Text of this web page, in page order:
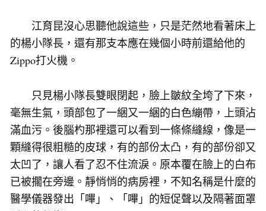
江育昆沒心思聽他說這些，只是茫然地看著床上
的楊小隊長，還有那支本應在幾個小時前還給他的
Zippo打火機。
只見楊小隊長雙眼閉起，臉上皺紋全垮了下來，
毫無生氣，頭部包了一綑又一綑的白色繃帶，上頭沾
滿血污。後腦杓那裡還可以看到一條條縫線，像是一
顆縫得很粗糙的皮球，有的部份太凸，有的部份卻又
太凹了，讓人看了忍不住流淚。原本覆在臉上的白布
已被擱在旁邊。靜悄悄的病房裡，不知名稱是什麼的
醫學儀器發出「嗶」、「嗶」的短促聲以及隔著面罩